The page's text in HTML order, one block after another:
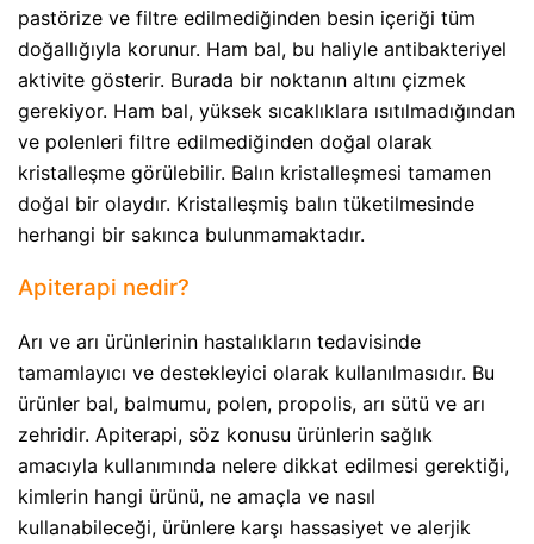
pastörize ve filtre edilmediğinden besin içeriği tüm
doğallığıyla korunur. Ham bal, bu haliyle antibakteriyel
aktivite gösterir. Burada bir noktanın altını çizmek
gerekiyor. Ham bal, yüksek sıcaklıklara ısıtılmadığından
ve polenleri filtre edilmediğinden doğal olarak
kristalleşme görülebilir. Balın kristalleşmesi tamamen
doğal bir olaydır. Kristalleşmiş balın tüketilmesinde
herhangi bir sakınca bulunmamaktadır.
Apiterapi nedir?
Arı ve arı ürünlerinin hastalıkların tedavisinde
tamamlayıcı ve destekleyici olarak kullanılmasıdır. Bu
ürünler bal, balmumu, polen, propolis, arı sütü ve arı
zehridir. Apiterapi, söz konusu ürünlerin sağlık
amacıyla kullanımında nelere dikkat edilmesi gerektiği,
kimlerin hangi ürünü, ne amaçla ve nasıl
kullanabileceği, ürünlere karşı hassasiyet ve alerjik